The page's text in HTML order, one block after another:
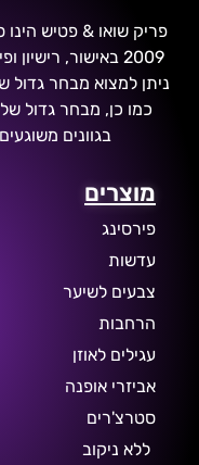
פריק שואו & פטיש הינו
2009 באישור,
ניתן למצוא מבחר גדול
כמו כן, מבחר גדול
בגוונים
מוצרים
פירסינג
עדשות
צבעים לשיער
הרחבות
עגילים לאוזן
אביזרי אופנה
סטרצ'רים
ללא ניקוב